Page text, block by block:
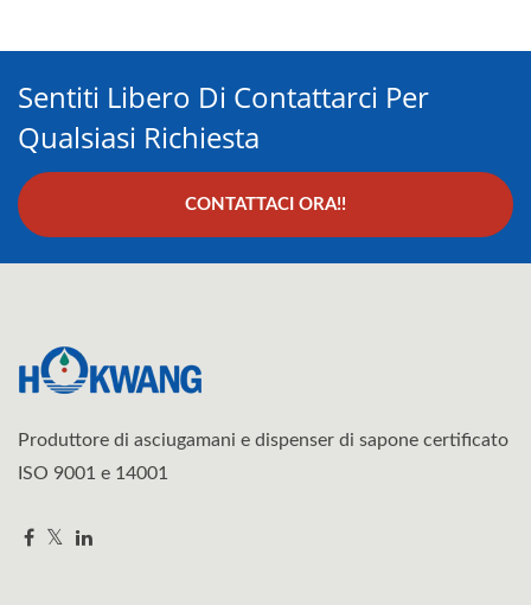
Sentiti Libero Di Contattarci Per
Qualsiasi Richiesta
CONTATTACI ORA!!
Produttore di asciugamani e dispenser di sapone certificato
ISO 9001 e 14001